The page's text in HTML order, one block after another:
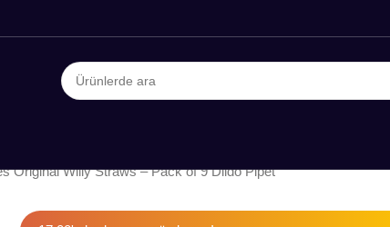
Original Willy Straws – Pack of 9 Dildo Pipet